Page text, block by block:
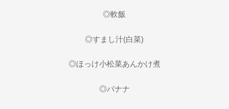
◎軟飯
◎すまし汁(白菜)
◎ほっけ小松菜あんかけ煮
◎バナナ